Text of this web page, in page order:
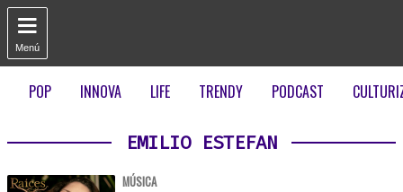

Menú
POP INNOVA LIFE TRENDY PODCAST
EMILIO ESTEFAN
MÚSICA